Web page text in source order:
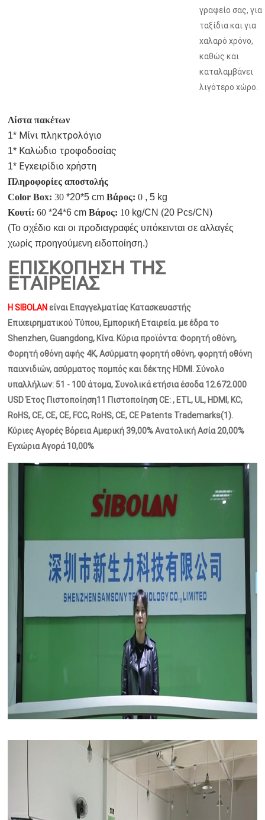
γραφείο σας, για
ταξίδια και για
χαλαρό χρόνο,
καθώς και
καταλαμβάνει
λιγότερο χώρο.
Λίστα πακέτων
1* Μίνι πληκτρολόγιο
1* Καλώδιο τροφοδοσίας
1* Εγχειρίδιο χρήστη
Πληροφορίες αποστολής
Color Box:30*20*5 cmΒάρος:0 , 5 kg
Κουτί:60*24*6 cmΒάρος: 10 kg/CN (20 Pcs/CN)
(Το σχέδιο και οι προδιαγραφές υπόκεινται σε αλλαγές
χωρίς προηγούμενη ειδοποίηση.)
ΕΠΙΣΚΟΠΗΣΗ ΤΗΣ
ΕΤΑΙΡΕΙΑΣ
Η SIBOLANείναι Επαγγελματίας Κατασκευαστής
Επιχειρηματικού Τύπου, Εμπορική Εταιρεία. με έδρα το
Shenzhen, Guangdong, Κίνα. Κύρια προϊόντα: Φορητή οθόνη,
Φορητή οθόνη αφής 4K, Ασύρματη φορητή οθόνη, φορητή οθόνη
παιχνιδιών, ασύρματος πομπός και δέκτης HDMI. Σύνολο
υπαλλήλων: 51 - 100 άτομα, Συνολικά ετήσια έσοδα 12.672.000
USD Έτος Πιστοποίηση11 Πιστοποίηση CE: , ETL, UL, HDMI, KC,
RoHS, CE, CE, CE, FCC, RoHS, CE, CE Patents Trademarks(1).
Κύριες Αγορές Βόρεια Αμερική 39,00% Ανατολική Ασία 20,00%
Εγχώρια Αγορά 10,00%